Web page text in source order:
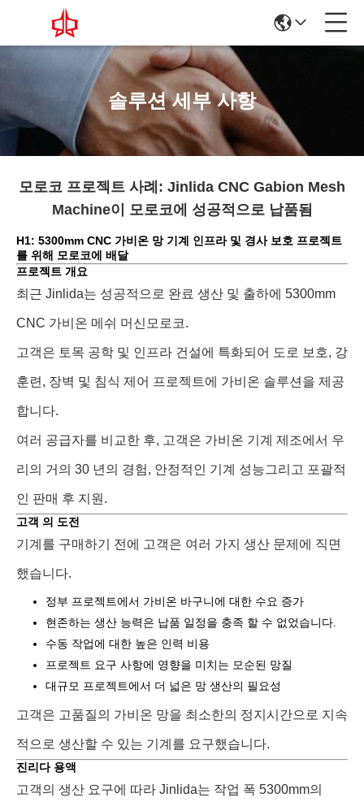
솔루션 세부 사항
모로코 프로젝트 사례: Jinlida CNC Gabion Mesh
Machine이 모로코에 성공적으로 납품됨
H1: 5300mm CNC 가비온 망 기계 인프라 및 경사 보호 프로젝트
를 위해 모로코에 배달
프로젝트 개요
최근 Jinlida는 성공적으로 완료 생산 및 출하에 5300mm
CNC 가비온 메쉬 머신 모로코.
고객은 토목 공학 및 인프라 건설에 특화되어 도로 보호, 강
훈련, 장벽 및 침식 제어 프로젝트에 가비온 솔루션을 제공
합니다.
여러 공급자를 비교한 후, 고객은 가비온 기계 제조에서 우
리의 거의 30 년의 경험, 안정적인 기계 성능그리고 포괄적
인 판매 후 지원.
고객 의 도전
기계를 구매하기 전에 고객은 여러 가지 생산 문제에 직면
했습니다.
정부 프로젝트에서 가비온 바구니에 대한 수요 증가
현존하는 생산 능력은 납품 일정을 충족 할 수 없었습니다.
수동 작업에 대한 높은 인력 비용
프로젝트 요구 사항에 영향을 미치는 모순된 망질
대규모 프로젝트에서 더 넓은 망 생산의 필요성
고객은 고품질의 가비온 망을 최소한의 정지시간으로 지속
적으로 생산할 수 있는 기계를 요구했습니다.
진리다 용액
고객의 생산 요구에 따라 Jinlida는 작업 폭 5300mm의